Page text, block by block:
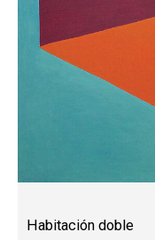
Habitación doble